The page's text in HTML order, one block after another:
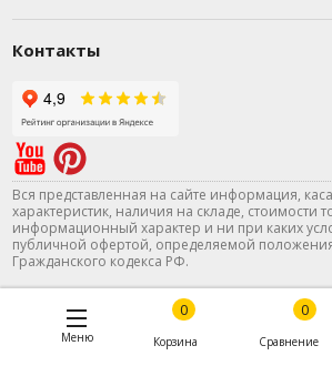
Контакты
Вся представленная на сайте информация,
характеристик, наличия на складе, стоимости
информационный характер и ни при каких
публичной офертой, определяемой
Гражданского кодекса РФ.
Меню
0
Корзина
0
Сравнение